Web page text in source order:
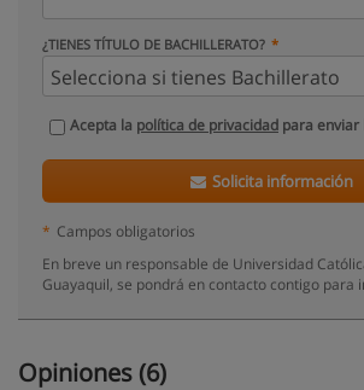
¿TIENES TÍTULO DE BACHILLERATO?
Acepta la política de privacidad para enviar
Solicita información
* Campos obligatorios
En breve un responsable de Universidad
Guayaquil, se pondrá en contacto contigo para
Opiniones (6)